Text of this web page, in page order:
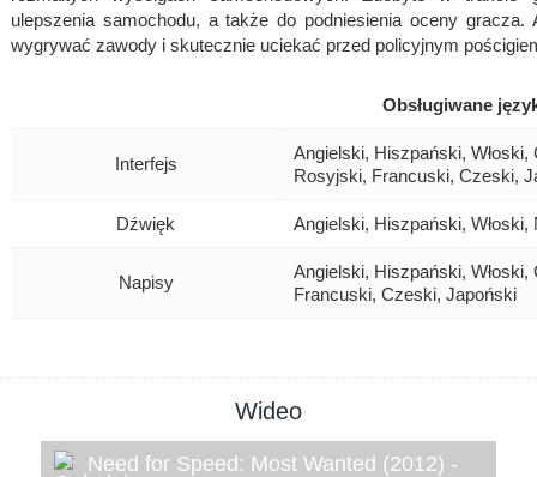
ulepszenia samochodu, a także do podniesienia oceny
wygrywać zawody i skutecznie uciekać przed policyjnym
Obsługiwane
Interfejs
Angielski, Hiszpański,
Rosyjski, Francuski, Czeski,
Dźwięk Angielski, Hiszpański,
Napisy
Angielski, Hiszpański,
Francuski, Czeski, Japoński
Wideo
Need for Speed: Most Wanted (2012) -